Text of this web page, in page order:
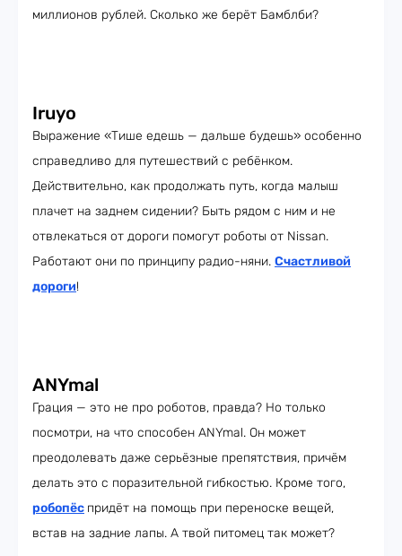
миллионов рублей. Сколько же берёт Бамблби?
Iruyo
Выражение «Тише едешь — дальше будешь» особенно
справедливо для путешествий с ребёнком.
Действительно, как продолжать путь, когда малыш
плачет на заднем сидении? Быть рядом с ним и не
отвлекаться от дороги помогут роботы от Nissan.
Работают они по принципу радио-няни. Счастливой
дороги!
ANYmal
Грация — это не про роботов, правда? Но только
посмотри, на что способен ANYmal. Он может
преодолевать даже серьёзные препятствия, причём
делать это с поразительной гибкостью. Кроме того,
робопёс придёт на помощь при переноске вещей,
встав на задние лапы. А твой питомец так может?